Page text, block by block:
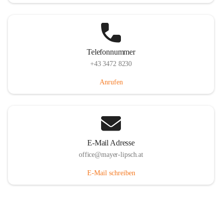
Telefonnummer
+43 3472 8230
Anrufen
E-Mail Adresse
office@mayer-lipsch.at
E-Mail schreiben